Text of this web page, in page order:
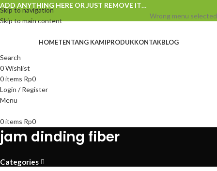
Skip to navigation
Skip to main content
ADD ANYTHING HERE OR JUST REMOVE IT…
Wrong menu selected
HOMETENTANG KAMIPRODUKKONTAKBLOG
Search
0Wishlist
0items Rp0
Login / Register
Menu
0items Rp0
jam dinding fiber
Categories